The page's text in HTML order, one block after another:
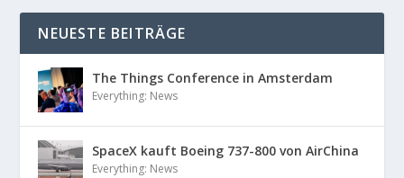
NEUESTE BEITRÄGE
The Things Conference in Amsterdam
Everything: News
SpaceX kauft Boeing 737-800 von AirChina
Everything: News